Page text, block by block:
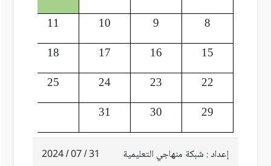
8
9
10
11
15
16
17
18
22
23
24
25
29
30
31
إعداد : شبكة منهاجي التعليمية 31 / 07 / 2024